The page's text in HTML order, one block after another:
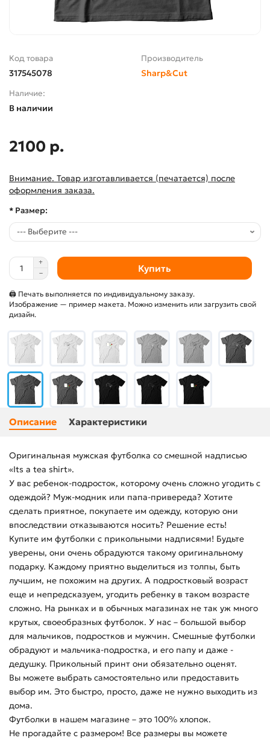
Код товара
317545078
Производитель
Sharp&Cut
Наличие:
В наличии
2100 р.
Внимание. Товар изготавливается (печатается) после
оформления заказа.
* Размер:
Купить
🖨 Печать выполняется по индивидуальному заказу.
Изображение — пример макета. Можно изменить или загрузить свой
дизайн.
Описание Характеристики
Оригинальная мужская футболка со смешной надписью
«Its a tea shirt».
У вас ребенок-подросток, которому очень сложно угодить с
одеждой? Муж-модник или папа-привереда? Хотите
сделать приятное, покупаете им одежду, которую они
впоследствии отказываются носить? Решение есть!
Купите им футболки с прикольными надписями! Будьте
уверены, они очень обрадуются такому оригинальному
подарку. Каждому приятно выделиться из толпы, быть
лучшим, не похожим на других. А подростковый возраст
еще и непредсказуем, угодить ребенку в таком возрасте
сложно. На рынках и в обычных магазинах не так уж много
крутых, своеобразных футболок. У нас – большой выбор
для мальчиков, подростков и мужчин. Смешные футболки
обрадуют и мальчика-подростка, и его папу и даже -
дедушку. Прикольный принт они обязательно оценят.
Вы можете выбрать самостоятельно или предоставить
выбор им. Это быстро, просто, даже не нужно выходить из
дома.
Футболки в нашем магазине – это 100% хлопок.
Не прогадайте с размером! Все размеры вы можете